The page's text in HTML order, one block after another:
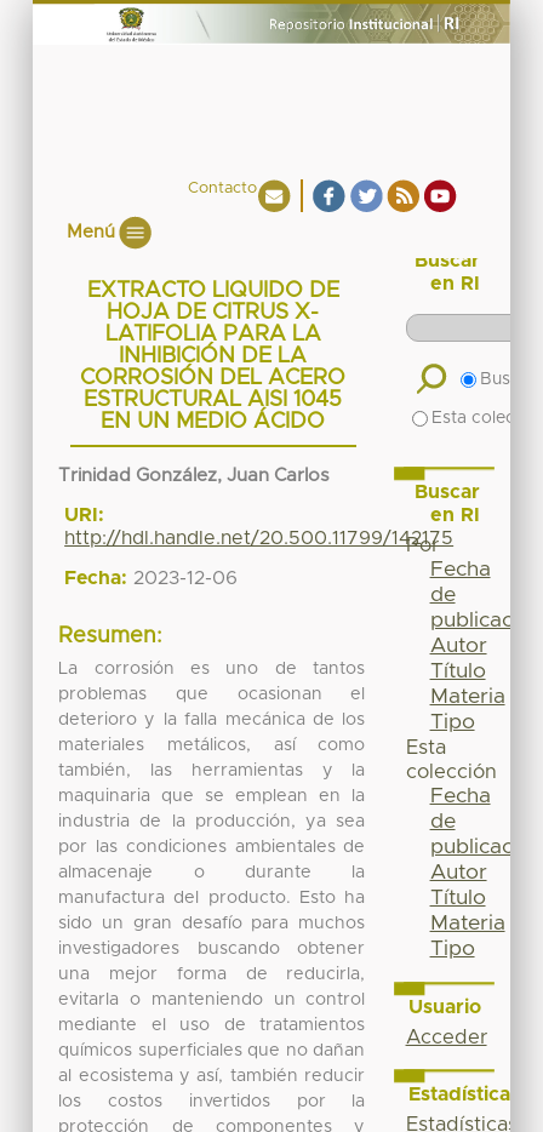
Contacto
Menú
EXTRACTO LIQUIDO DE
HOJA DE CITRUS X-
LATIFOLIA PARA LA
INHIBICIÓN DE LA
CORROSIÓN DEL ACERO
ESTRUCTURAL AISI 1045
EN UN MEDIO ÁCIDO
Trinidad González, Juan Carlos
URI:
http://hdl.handle.net/20.500.11799/142175
Fecha: 2023-12-06
Resumen:
La corrosión es uno de tantos
problemas que ocasionan el
deterioro y la falla mecánica de los
materiales metálicos, así como
también, las herramientas y la
maquinaria que se emplean en la
industria de la producción, ya sea
por las condiciones ambientales de
almacenaje o durante la
manufactura del producto. Esto ha
sido un gran desafío para muchos
investigadores buscando obtener
una mejor forma de reducirla,
evitarla o manteniendo un control
mediante el uso de tratamientos
químicos superficiales que no dañan
al ecosistema y así, también reducir
los costos invertidos por la
protección de componentes y
Buscar
en RI
Buscar
Esta
Buscar
en RI
Por
Fecha
de
publicación
Autor
Título
Materia
Tipo
Esta
colección
Fecha
de
publicación
Autor
Título
Materia
Tipo
Usuario
Acceder
Estadísticas
Estadísticas